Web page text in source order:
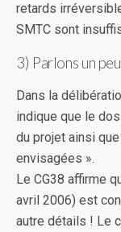
retards
SMTC sont
3) Parlons un
Dans la
indique que le
du projet ainsi
envisagées ».
Le CG38 affirme
avril 2006) est
autre détails ! Le